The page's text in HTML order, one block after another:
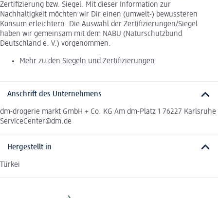
Zertifizierung bzw. Siegel. Mit dieser Information zur
Nachhaltigkeit möchten wir Dir einen (umwelt-) bewussteren
Konsum erleichtern. Die Auswahl der Zertifizierungen/Siegel
haben wir gemeinsam mit dem NABU (Naturschutzbund
Deutschland e. V.) vorgenommen.
Mehr zu den Siegeln und Zertifizierungen
Anschrift des Unternehmens
dm-drogerie markt GmbH + Co. KG Am dm-Platz 1 76227 Karlsruhe
ServiceCenter@dm.de
Hergestellt in
Türkei